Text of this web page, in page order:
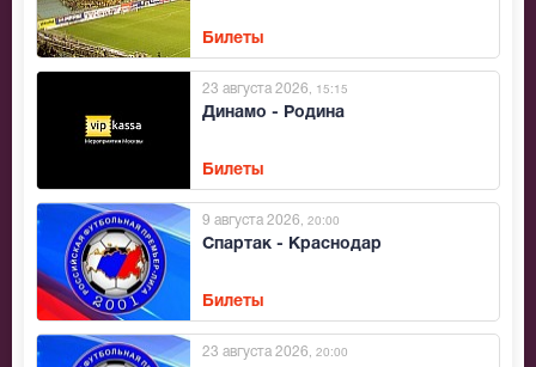
Билеты
Динамо - Родина
23 августа 2026 , 15:15
Билеты
Спартак - Краснодар
9 августа 2026 , 20:00
Билеты
23 августа 2026 , 20:00